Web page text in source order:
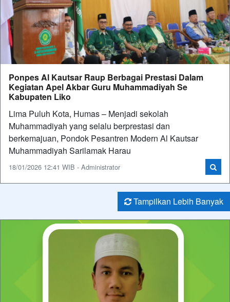
Ponpes Al Kautsar Raup Berbagai Prestasi Dalam
Kegiatan Apel Akbar Guru Muhammadiyah Se
Kabupaten Liko
Lima Puluh Kota, Humas – Menjadi sekolah
Muhammadiyah yang selalu berprestasi dan
berkemajuan, Pondok Pesantren Modern Al Kautsar
Muhammadiyah Sarilamak Harau
18/01/2026 12:41 WIB - Administrator
Tampilkan Lebih Banyak